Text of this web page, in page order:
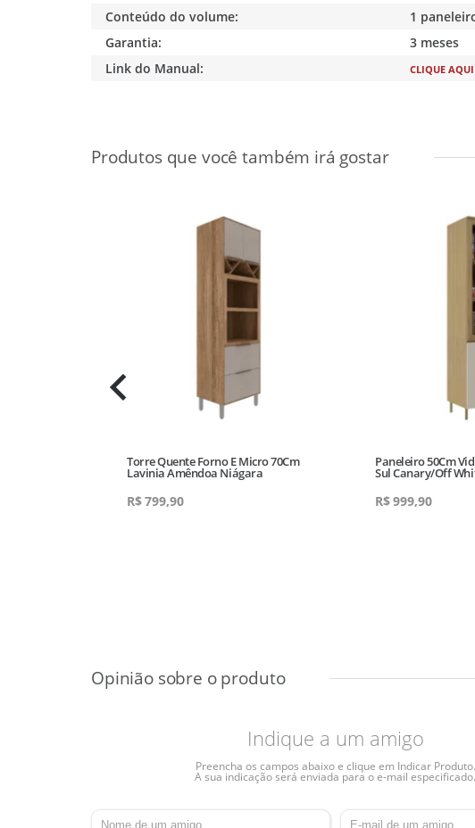
Conteúdo do volume:
1
Garantia:
3 meses
Link do Manual:
CLIQUE
Torre Quente Forno E Micro 70Cm
Lavinia Amêndoa Niágara
R$799,90
Paneleiro 50Cm
Sul Canary/Off
R$999,90
Indique a um amigo
Preencha os campos abaixo e clique em Indicar Produto.
A sua indicação será enviada para o e-mail especificado.